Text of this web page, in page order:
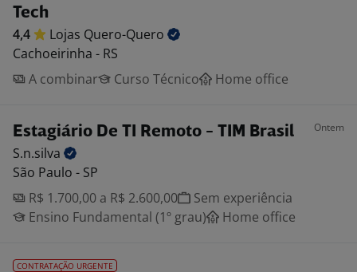
Tech
4,4 Lojas Quero-Quero
Cachoeirinha - RS
A combinar
Curso Técnico Home office
Estagiário De TI Remoto - TIM Brasil Ontem
S.n.silva
São Paulo - SP
R$ 1.700,00 a R$ 2.600,00
Sem experiência
Ensino Fundamental (1º grau)
Home office
CONTRATAÇÃO URGENTE